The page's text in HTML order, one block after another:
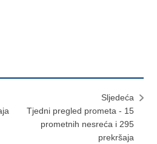
Sljedeća
Tjedni pregled prometa - 15
prometnih nesreća i 295
prekršaja